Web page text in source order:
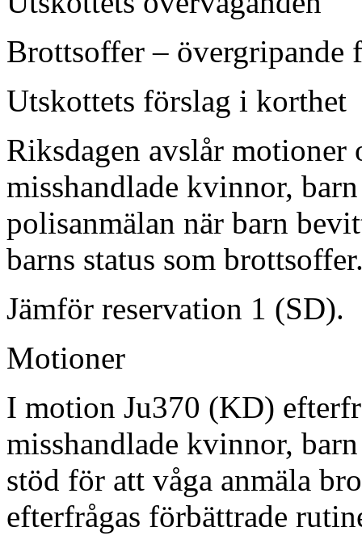
Brottsoffer – övergripande
Utskottets förslag i korthet
Riksdagen avslår
misshandlade kvinnor,
polisanmälan när barn
barns status som
Jämför reservation 1 (SD).
Motioner
I motion Ju370 (KD)
misshandlade kvinnor,
stöd för att våga anmäla
efterfrågas förbättrade